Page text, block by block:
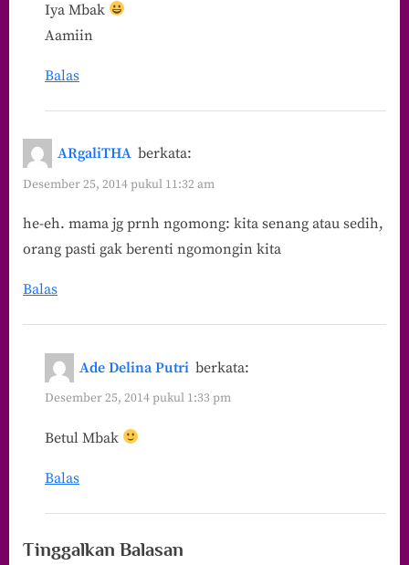
Iya Mbak
Aamiin
Balas
ARgaliTHA berkata:
Desember 25, 2014 pukul 11:32 am
he-eh. mama jg prnh ngomong: kita senang atau sedih,
orang pasti gak berenti ngomongin kita
Balas
Ade Delina Putri berkata:
Desember 25, 2014 pukul 1:33 pm
Betul Mbak
Balas
Tinggalkan Balasan